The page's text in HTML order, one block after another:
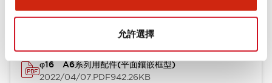
允許選擇
型錄和宣傳手冊 CAD檔 認證與標準 技術文件
φ16 A6系列用配件(平面鑲嵌框型)
2022/04/07.PDF942.26KB